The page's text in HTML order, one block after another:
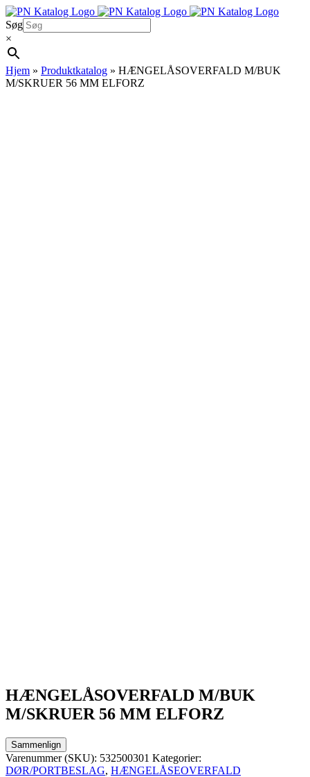
Skip
to
content
Søg
×
Hjem » Produktkatalog » HÆNGELÅSOVERFALD M/BUK
M/SKRUER 56 MM ELFORZ
HÆNGELÅSOVERFALD M/BUK
M/SKRUER 56 MM ELFORZ
Sammenlign
Varenummer (SKU): 532500301 Kategorier:
DØR/PORTBESLAG, HÆNGELÅSEOVERFALD